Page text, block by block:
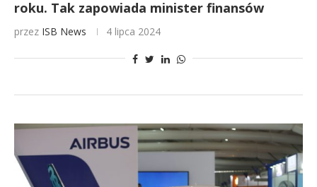
roku. Tak zapowiada minister finansów
przez ISB News 4 lipca 2024